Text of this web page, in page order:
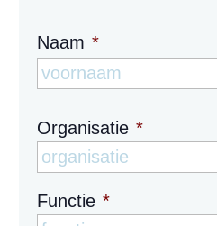
Naam *
Organisatie *
Functie *